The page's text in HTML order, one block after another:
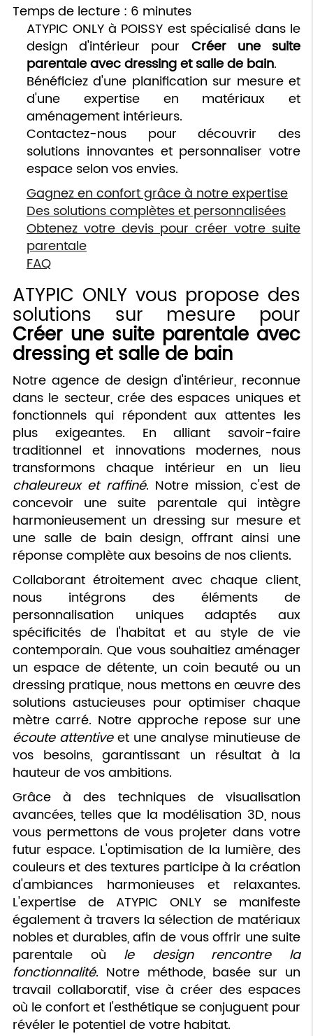
Temps de lecture : 6 minutes
ATYPIC ONLY à POISSY est spécialisé dans le
design d'intérieur pour Créer une suite
parentale avec dressing et salle de bain.
Bénéficiez d'une planification sur mesure et
d'une expertise en matériaux et
aménagement intérieurs.
Contactez-nous pour découvrir des
solutions innovantes et personnaliser votre
espace selon vos envies.
Gagnez en confort grâce à notre expertise
Des solutions complètes et personnalisées
Obtenez votre devis pour créer votre suite
parentale
FAQ
ATYPIC ONLY vous propose des
solutions sur mesure pour
Créer une suite parentale avec
dressing et salle de bain
Notre agence de design d'intérieur, reconnue
dans le secteur, crée des espaces uniques et
fonctionnels qui répondent aux attentes les
plus exigeantes. En alliant savoir-faire
traditionnel et innovations modernes, nous
transformons chaque intérieur en un lieu
chaleureux et raffiné. Notre mission, c'est de
concevoir une suite parentale qui intègre
harmonieusement un dressing sur mesure et
une salle de bain design, offrant ainsi une
réponse complète aux besoins de nos clients.
Collaborant étroitement avec chaque client,
nous intégrons des éléments de
personnalisation uniques adaptés aux
spécificités de l'habitat et au style de vie
contemporain. Que vous souhaitiez aménager
un espace de détente, un coin beauté ou un
dressing pratique, nous mettons en œuvre des
solutions astucieuses pour optimiser chaque
mètre carré. Notre approche repose sur une
écoute attentiveet une analyse minutieuse de
vos besoins, garantissant un résultat à la
hauteur de vos ambitions.
Grâce à des techniques de visualisation
avancées, telles que la modélisation 3D, nous
vous permettons de vous projeter dans votre
futur espace. L'optimisation de la lumière, des
couleurs et des textures participe à la création
d'ambiances harmonieuses et relaxantes.
L'expertise de ATYPIC ONLY se manifeste
également à travers la sélection de matériaux
nobles et durables, afin de vous offrir une suite
parentale où le design rencontre la
fonctionnalité. Notre méthode, basée sur un
travail collaboratif, vise à créer des espaces
où le confort et l'esthétique se conjuguent pour
révéler le potentiel de votre habitat.